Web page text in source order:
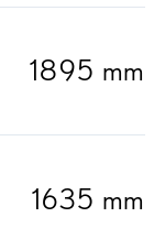
1895 mm
1635 mm